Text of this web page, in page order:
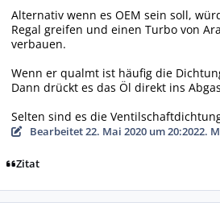
Alternativ wenn es OEM sein soll,
Regal greifen und einen Turbo von
verbauen.
Wenn er qualmt ist häufig die
Dann drückt es das Öl direkt ins
Selten sind es die
Bearbeitet22. Mai 2020 um 20:2022.
Zitat